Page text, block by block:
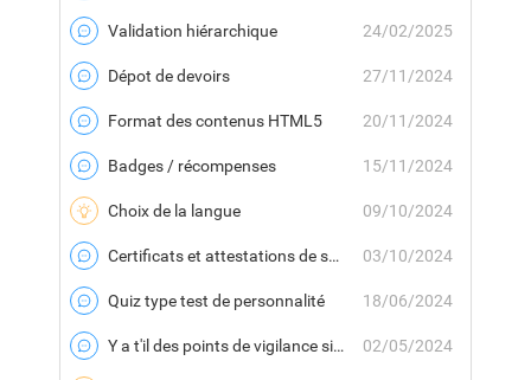
Forum
Validation hiérarchique 24/02/2025
Forum
Dépot de devoirs 27/11/2024
Forum
Format des contenus HTML5 20/11/2024
Forum
Badges / récompenses 15/11/2024
Idee
Choix de la langue 09/10/2024
Forum
Certificats et attestations de suivi 03/10/2024
Forum
Quiz type test de personnalité 18/06/2024
Forum
Y a t'il des points de vigilance si on active un workflow sur le type de contenu SAVOIR ? 02/05/2024